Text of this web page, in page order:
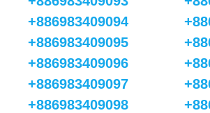
+886983409094
+886983409095
+886983409096
+886983409097
+886983409098